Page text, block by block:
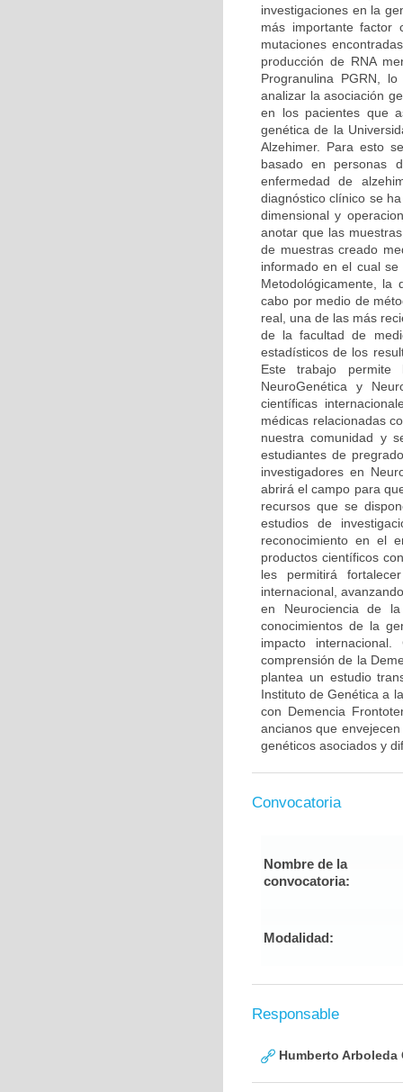
investigaciones en la
más importante factor
mutaciones
producción de RNA
Progranulina PGRN,
analizar la asociación
en los pacientes que
genética de la
Alzehimer. Para esto
basado en personas
enfermedad de
diagnóstico clínico se
dimensional y
anotar que las
de muestras creado
informado en el cual
Metodológicamente, la
cabo por medio de
real, una de las más
de la facultad de
estadísticos de los
Este trabajo permite
NeuroGenética y
científicas
médicas relacionadas
nuestra comunidad y
estudiantes de
investigadores en
abrirá el campo para
recursos que se
estudios de
reconocimiento en el
productos científicos
les permitirá
internacional,
en Neurociencia de
conocimientos de la
impacto
comprensión de la
plantea un estudio
Instituto de Genética a
con Demencia
ancianos que
genéticos asociados y
Convocatoria
Nombre de la
convocatoria:
Modalidad:
Responsable
Humberto Arboleda